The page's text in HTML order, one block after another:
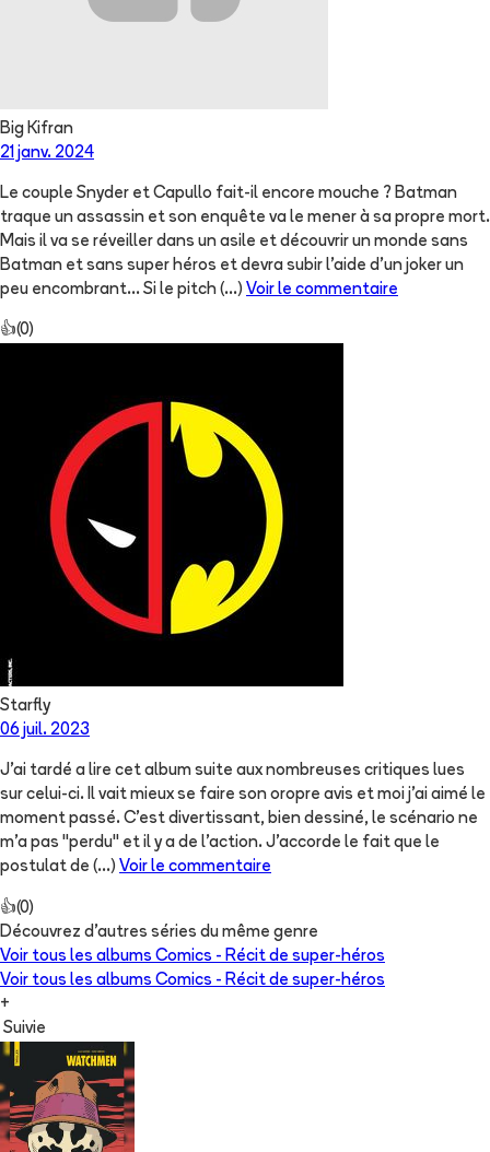
Big Kifran
21 janv. 2024
Le couple Snyder et Capullo fait-il encore mouche ? Batman
traque un assassin et son enquête va le mener à sa propre mort.
Mais il va se réveiller dans un asile et découvrir un monde sans
Batman et sans super héros et devra subir l’aide d’un joker un
peu encombrant… Si le pitch (...) Voir le commentaire
👍(0)
Starfly
06 juil. 2023
J'ai tardé a lire cet album suite aux nombreuses critiques lues
sur celui-ci. Il vait mieux se faire son oropre avis et moi j'ai aimé le
moment passé. C'est divertissant, bien dessiné, le scénario ne
m'a pas "perdu" et il y a de l'action. J'accorde le fait que le
postulat de (...) Voir le commentaire
👍(0)
Découvrez d'autres séries du même genre
Voir tous les albums Comics - Récit de super-héros
Voir tous les albums Comics - Récit de super-héros
+
Suivie